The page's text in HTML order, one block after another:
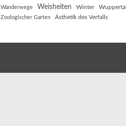
Wanderwege Weisheiten Winter Wuppertal
Zoologischer Garten Ästhetik des Verfalls